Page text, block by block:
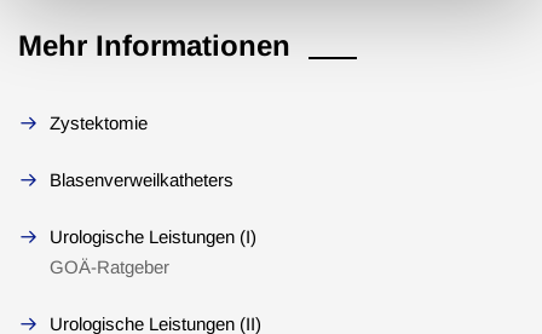
Mehr Informationen
Zystektomie
Blasenverweilkatheters
Urologische Leistungen (I)
GOÄ-Ratgeber
Urologische Leistungen (II)